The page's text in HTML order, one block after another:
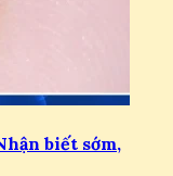
biết sớm,